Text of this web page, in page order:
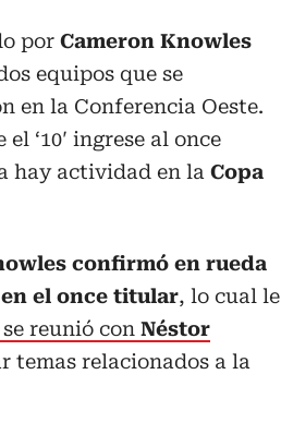
por Cameron Knowles
equipos que se
en la Conferencia Oeste.
‘10′ ingrese al once
hay actividad en la Copa
confirmó en rueda
el once titular, lo cual le
reunió con Néstor
temas relacionados a la